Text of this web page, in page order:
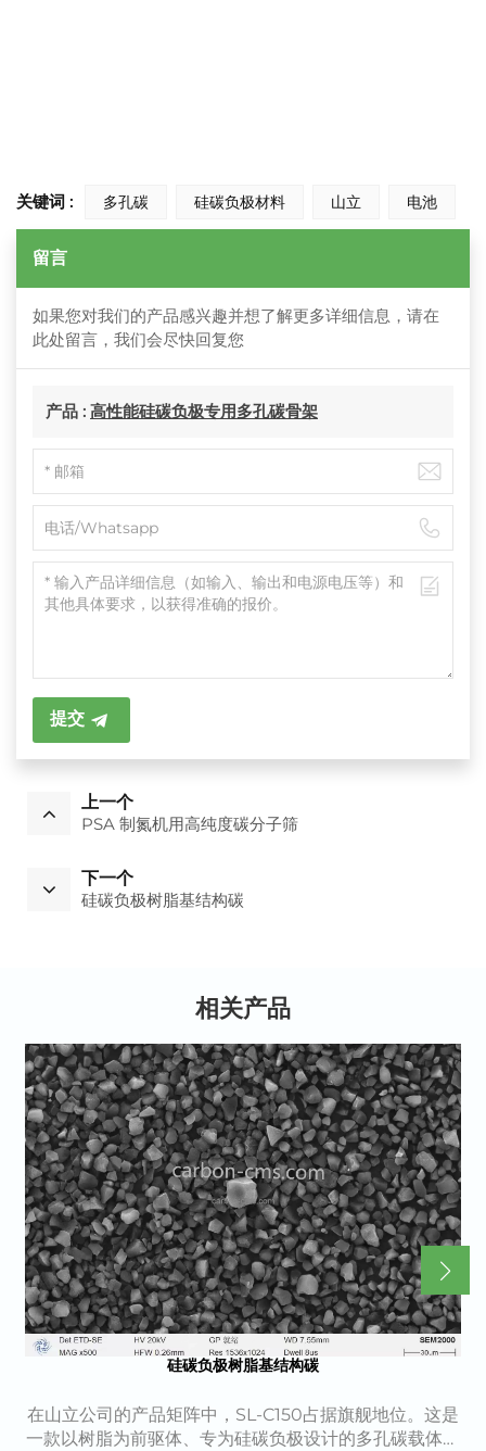
关键词 : 多孔碳 硅碳负极材料 山立 电池
留言
如果您对我们的产品感兴趣并想了解更多详细信息，请在
此处留言，我们会尽快回复您
产品 : 高性能硅碳负极专用多孔碳骨架
提交
上一个
PSA 制氮机用高纯度碳分子筛
下一个
硅碳负极树脂基结构碳
相关产品
硅碳负极树脂基结构碳
在山立公司的产品矩阵中，SL-C150占据旗舰地位。这是
一款以树脂为前驱体、专为硅碳负极设计的多孔碳载体。